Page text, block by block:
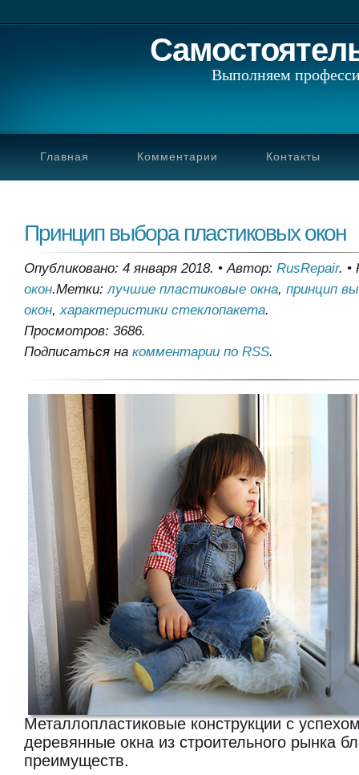
Выполняем
Главная Комментарии Контакты
Принцип выбора пластиковых окон
Опубликовано: 4 января 2018. •Автор: RusRepair. •
окон.Метки:лучшие пластиковые окна, принцип
окон,характеристики стеклопакета.
Просмотров: 3686.
Подписаться на комментарии по RSS.
Металлопластиковые конструкции с
деревянные окна из строительного рынка
преимуществ.